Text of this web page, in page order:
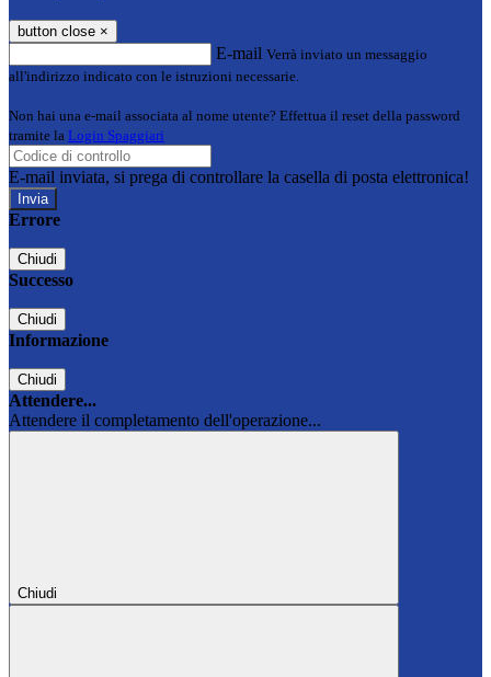
button close ×
E-mail Verrà inviato un messaggio
all'indirizzo indicato con le istruzioni necessarie.
Non hai una e-mail associata al nome utente? Effettua il reset della password
tramite la Login Spaggiari
E-mail inviata, si prega di controllare la casella di posta elettronica!
Errore
Chiudi
Successo
Chiudi
Informazione
Chiudi
Attendere...
Attendere il completamento dell'operazione...
Chiudi